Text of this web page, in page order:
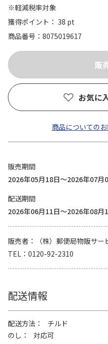
※軽減税率対象
獲得ポイント： 38 pt
商品番号
8075019617
お気に
商品についての
販売期間
2026年05月18日～2026年07月
配送期間
2026年06月11日～2026年08月
販売者
（株）郵便局物販サー
TEL
0120-92-2310
配送情報
配送方法
チルド
のし
対応可